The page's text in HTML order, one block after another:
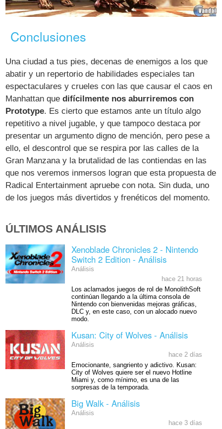
Conclusiones
Una ciudad a tus pies, decenas de enemigos a los que
abatir y un repertorio de habilidades especiales tan
espectaculares y crueles con las que causar el caos en
Manhattan quedifícilmente nos aburriremos con
Prototype. Es cierto que estamos ante un título algo
repetitivo a nivel jugable, y que tampoco destaca por
presentar un argumento digno de mención, pero pese a
ello, el descontrol que se respira por las calles de la
Gran Manzana y la brutalidad de las contiendas en las
que nos veremos inmersos logran que esta propuesta de
Radical Entertainment apruebe con nota. Sin duda, uno
de los juegos más divertidos y frenéticos del momento.
ÚLTIMOS ANÁLISIS
Xenoblade Chronicles 2 - Nintendo
Switch 2 Edition - Análisis
Análisis
hace 21 horas
Los aclamados juegos de rol de MonolithSoft
continúan llegando a la última consola de
Nintendo con bienvenidas mejoras gráficas,
DLC y, en este caso, con un alocado nuevo
modo.
Kusan: City of Wolves - Análisis
Análisis
hace 2 días
Emocionante, sangriento y adictivo. Kusan:
City of Wolves quiere ser el nuevo Hotline
Miami y, como mínimo, es una de las
sorpresas de la temporada.
Big Walk - Análisis
Análisis
hace 3 días